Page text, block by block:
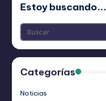
Estoy buscando...
Categorías
Noticias